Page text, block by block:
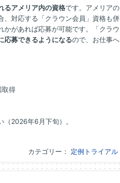
るアメリア内の資格です。アメリアの
、対応する「クラウン会員」資格も併
があれば応募が可能です。「クラウ
応募できるようになるので、お仕事へ
取得
2026年6月下旬）。
カテゴリー： 定例トライアル